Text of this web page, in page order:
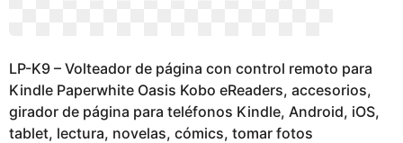
LP-K9 – Volteador de página con control remoto para
Kindle Paperwhite Oasis Kobo eReaders, accesorios,
girador de página para teléfonos Kindle, Android, iOS,
tablet, lectura, novelas, cómics, tomar fotos